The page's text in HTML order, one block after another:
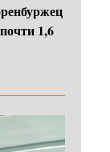
1,6